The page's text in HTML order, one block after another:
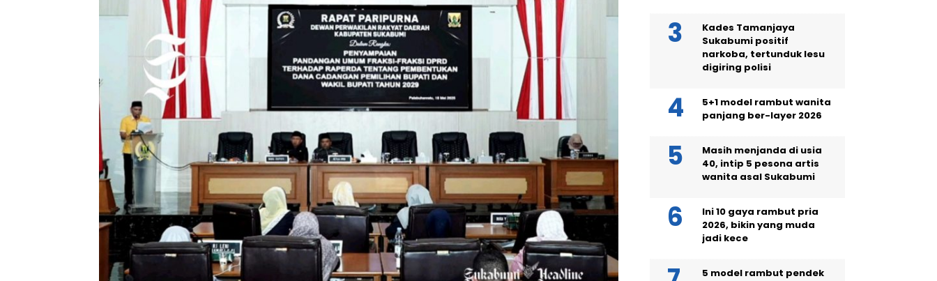
Kades Tamanjaya
Sukabumi positif
narkoba, tertunduk lesu
digiring polisi
5+1 model rambut wanita
panjang ber-layer 2026
Masih menjanda di usia
40, intip 5 pesona artis
wanita asal Sukabumi
Ini 10 gaya rambut pria
2026, bikin yang muda
jadi kece
5 model rambut pendek